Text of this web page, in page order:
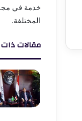
خدمة في
المختلفة.
مقالات